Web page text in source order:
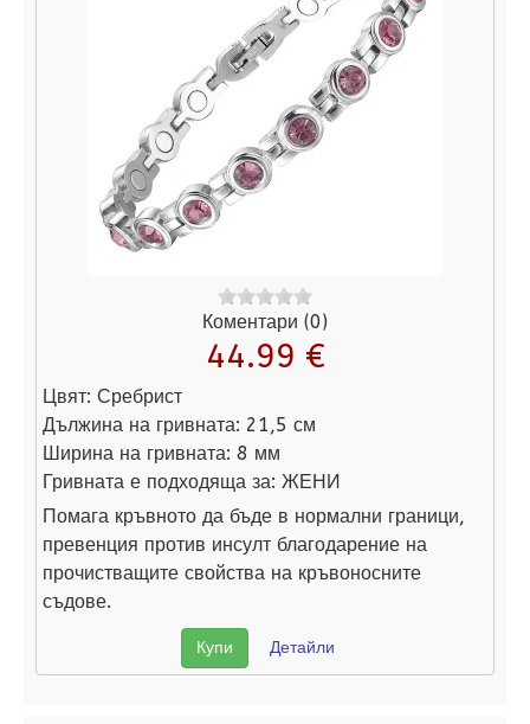
Коментари (0)
44.99 €
Цвят: Сребрист
Дължина на гривната: 21,5 см
Ширина на гривната: 8 мм
Гривната е подходяща за: ЖЕНИ
Помага кръвното да бъде в нормални граници,
превенция против инсулт благодарение на
прочистващите свойства на кръвоносните
съдове.
Купи Детайли